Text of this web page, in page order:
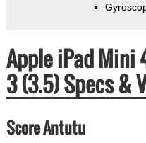
Apple iPad Mini
3 (3.5) Specs &
Score Antutu